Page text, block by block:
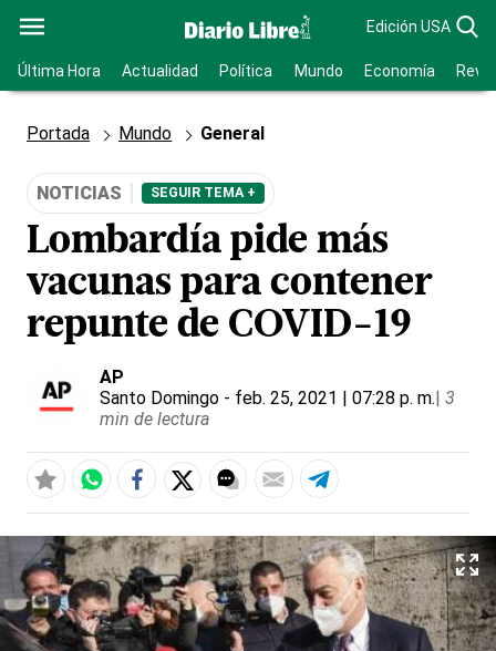
Edición USA
Última Hora Actualidad Política Mundo Economía
Portada Mundo General
NOTICIAS SEGUIR TEMA +
Lombardía pide más
vacunas para contener
repunte de COVID-19
AP
Santo Domingo - feb. 25, 2021 | 07:28 p. m.| 3
min de lectura